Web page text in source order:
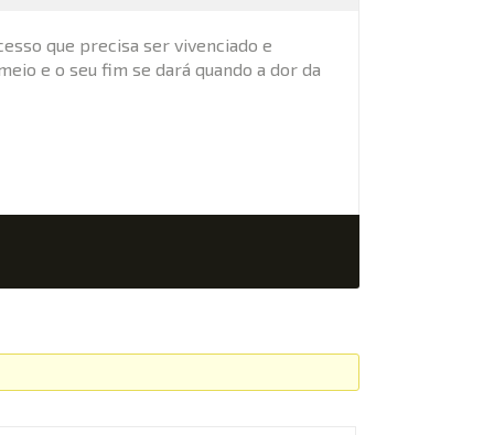
que precisa ser vivenciado e
e o seu fim se dará quando a dor da